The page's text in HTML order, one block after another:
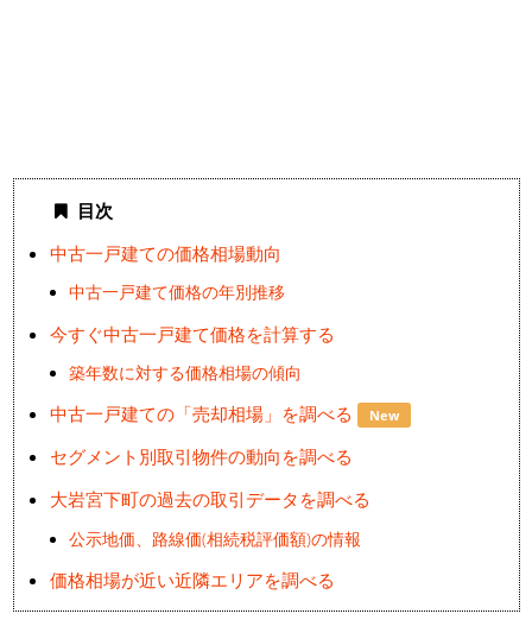
目次
中古一戸建ての価格相場動向
中古一戸建て価格の年別推移
今すぐ中古一戸建て価格を計算する
築年数に対する価格相場の傾向
中古一戸建ての「売却相場」を調べる New
セグメント別取引物件の動向を調べる
大岩宮下町の過去の取引データを調べる
公示地価、路線価(相続税評価額)の情報
価格相場が近い近隣エリアを調べる